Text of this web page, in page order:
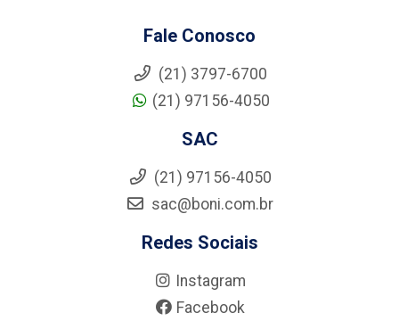
Fale Conosco
(21) 3797-6700
(21) 97156-4050
SAC
(21) 97156-4050
sac@boni.com.br
Redes Sociais
Instagram
Facebook